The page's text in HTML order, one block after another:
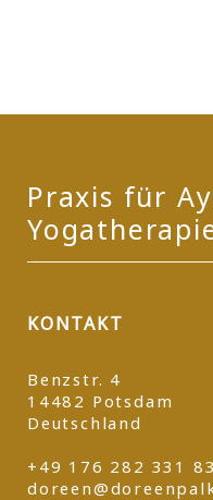
Praxis für
KONTAKT
Benzstr. 4
14482 Potsdam
Deutschland
+49 176 282 331 83